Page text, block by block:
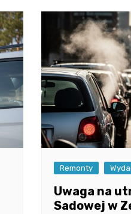
Remonty
Uwaga na
Sadowej w